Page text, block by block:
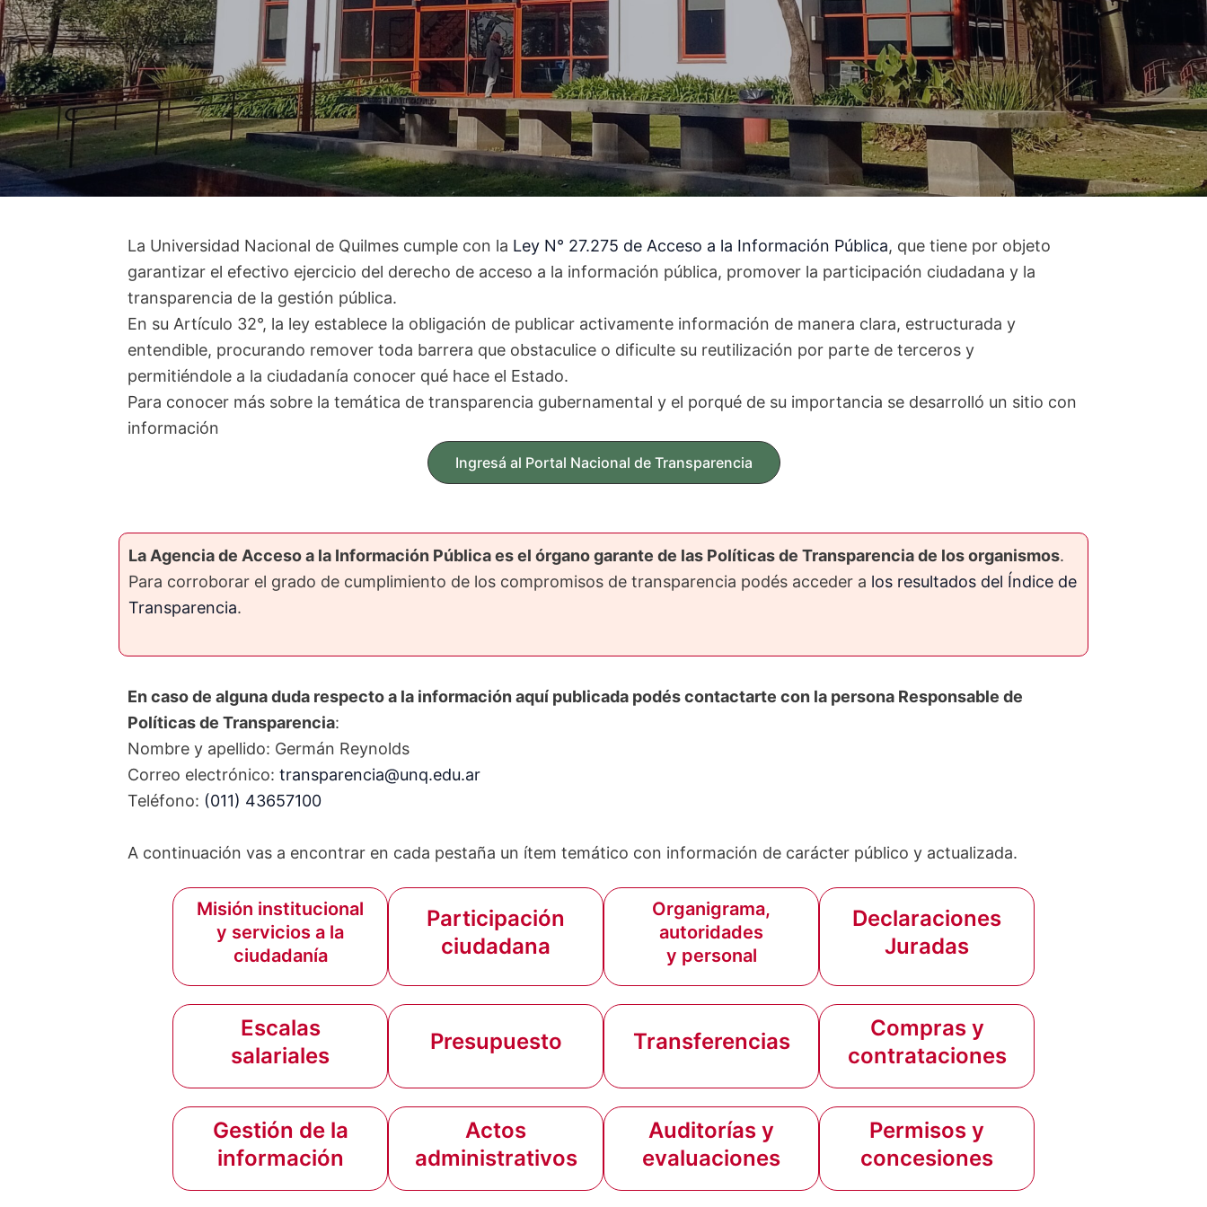
La Universidad Nacional de Quilmes cumple con la Ley N° 27.275 de Acceso a la Información Pública, que tiene por objeto
garantizar el efectivo ejercicio del derecho de acceso a la información pública, promover la participación ciudadana y la
transparencia de la gestión pública.
En su Artículo 32°, la ley establece la obligación de publicar activamente información de manera clara, estructurada y
entendible, procurando remover toda barrera que obstaculice o dificulte su reutilización por parte de terceros y
permitiéndole a la ciudadanía conocer qué hace el Estado.
Para conocer más sobre la temática de transparencia gubernamental y el porqué de su importancia se desarrolló un sitio con
información
Ingresá al Portal Nacional de Transparencia
La Agencia de Acceso a la Información Pública es el órgano garante de las Políticas de Transparencia de los organismos.
Para corroborar el grado de cumplimiento de los compromisos de transparencia podés acceder a los resultados del Índice de
Transparencia.
En caso de alguna duda respecto a la información aquí publicada podés contactarte con la persona Responsable de
Políticas de Transparencia:
Nombre y apellido: Germán Reynolds
Correo electrónico: transparencia@unq.edu.ar
Teléfono: (011) 43657100
A continuación vas a encontrar en cada pestaña un ítem temático con información de carácter público y actualizada.
Misión institucional
y servicios a la
ciudadanía
Participación
ciudadana
Organigrama,
autoridades
y personal
Declaraciones
Juradas
Escalas
salariales
Presupuesto Transferencias
Compras y
contrataciones
Gestión de la
información
Actos
administrativos
Auditorías y
evaluaciones
Permisos y
concesiones